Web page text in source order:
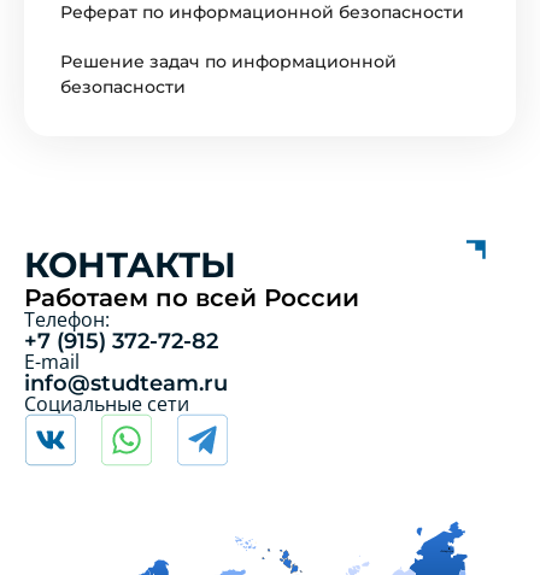
Реферат по информационной безопасности
Решение задач по информационной
безопасности
КОНТАКТЫ
Работаем по всей России
Телефон:
+7 (915) 372-72-82
E-mail
info@studteam.ru
Социальные сети